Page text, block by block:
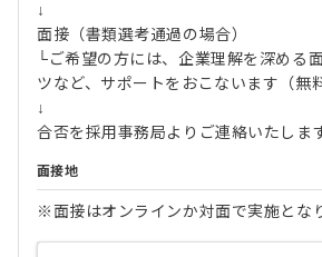
↓
面接（書類選考通過の場合）
└ご希望の方には、企業理解を深める
ツなど、サポートをおこないます（無
↓
合否を採用事務局よりご連絡いたしま
面接地
※面接はオンラインか対面で実施とな